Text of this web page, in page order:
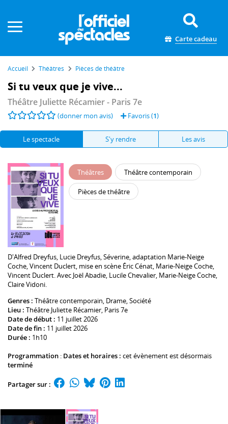
Carte cadeau
Accueil Théâtres Pièces de théâtre
Si tu veux que je vive...
Théâtre Juliette Récamier- Paris 7e
(donner mon avis) Favoris (1)
Le spectacle S'y rendre Les avis
Théâtres Théâtre contemporain
Pièces de théâtre
D'Alfred Dreyfus Lucie Dreyfus Séverine , adaptation Marie-Neige
Coche Vincent Duclert , mise en scène Éric Cénat Marie-Neige Coche
Vincent Duclert . Avec Joël Abadie Lucile Chevalier Marie-Neige Coche
Claire Vidoni
Genres : Théâtre contemporain, Drame,Société
Lieu : Théâtre Juliette Récamier, Paris 7e
Date de début : 11 juillet 2026
Date de fin : 11 juillet 2026
Durée : 1h10
Programmation : Dates et horaires : cet évènement est désormais
terminé
Partager sur :